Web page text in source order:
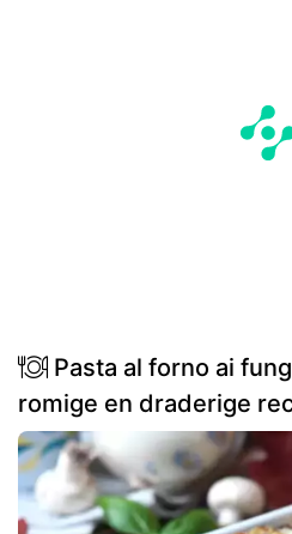
Pasta al forno ai
romige en draderige